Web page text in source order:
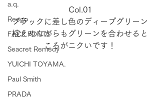
a.q.
Reego
FACE FONTS
Seacret Remedy
YUICHI TOYAMA.
Paul Smith
PRADA
Col.01
ブラックに差し色のディープグリーン
控えめながらもグリーンを合わせると
ころがニクいです！